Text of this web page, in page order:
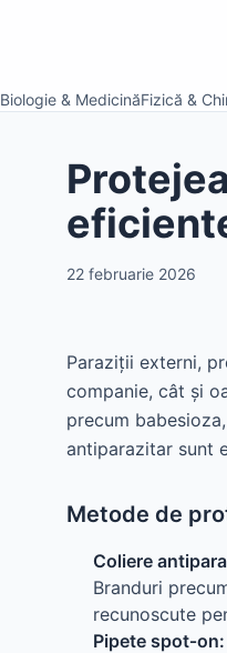
Biologie & MedicinăFizică &
22 februarie 2026
Paraziții externi,
companie, cât și
precum
antiparazitar sunt
Metode de
Coliere
Branduri
recunoscute
Pipete spot‑on: